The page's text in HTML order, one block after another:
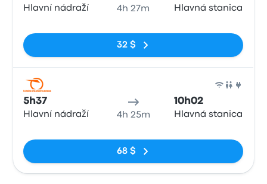
Hlavní nádraží 4h 27m
Hlavná stanica
32 $
5h37
Hlavní nádraží 4h 25m
10h02
Hlavná stanica
68 $